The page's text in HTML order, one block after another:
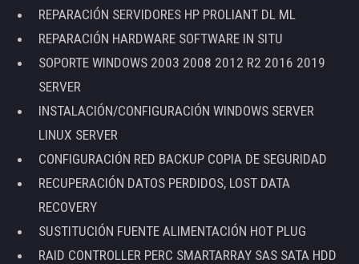
REPARACIÓN SERVIDORES HP PROLIANT DL ML
REPARACIÓN HARDWARE SOFTWARE IN SITU
SOPORTE WINDOWS 2003 2008 2012 R2 2016 2019
SERVER
INSTALACIÓN/CONFIGURACIÓN WINDOWS SERVER
LINUX SERVER
CONFIGURACIÓN RED BACKUP COPIA DE SEGURIDAD
RECUPERACIÓN DATOS PERDIDOS, LOST DATA
RECOVERY
SUSTITUCIÓN FUENTE ALIMENTACIÓN HOT PLUG
RAID CONTROLLER PERC SMARTARRAY SAS SATA HDD